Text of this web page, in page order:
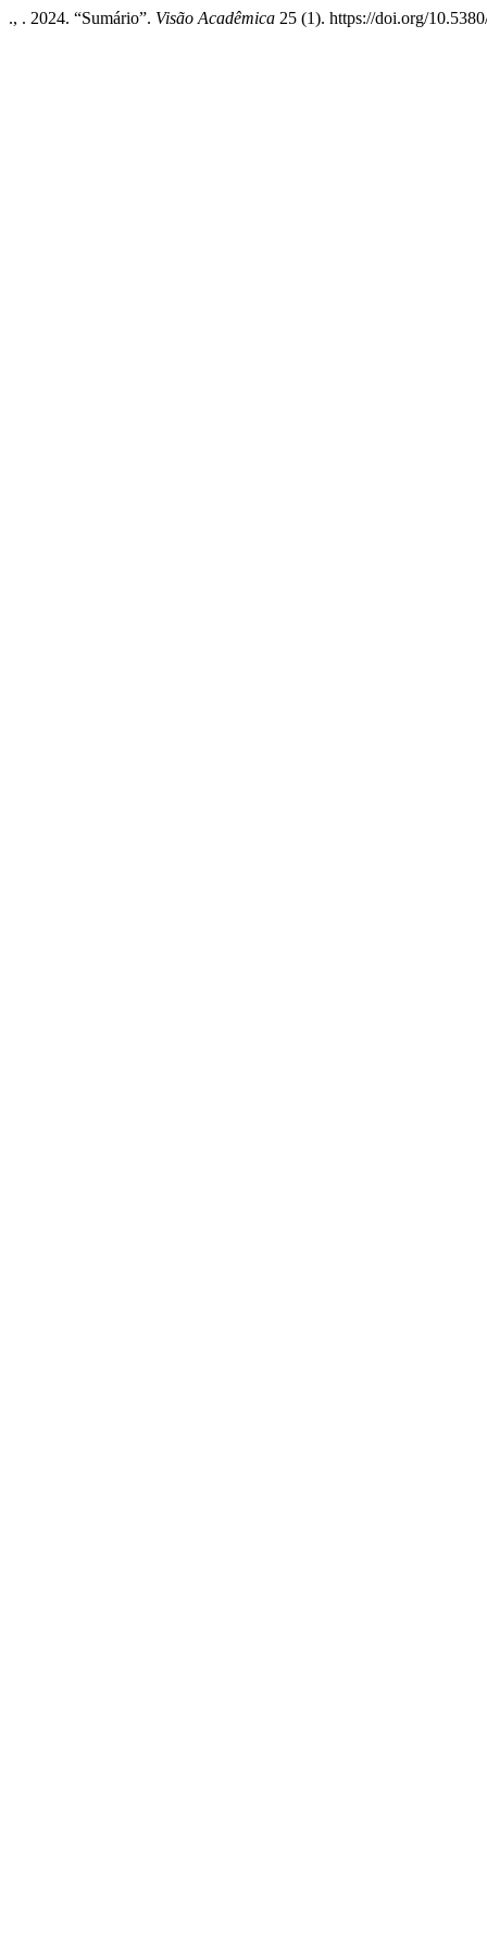
., . 2024. “Sumário”. Visão Acadêmica 25 (1). https://doi.org/